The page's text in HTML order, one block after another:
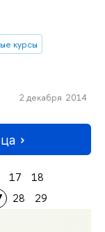
курсы
2 декабря 2014
17
18
28 29